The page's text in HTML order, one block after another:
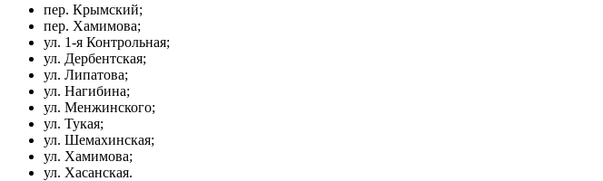
пер. Крымский;
пер. Хамимова;
ул. 1-я Контрольная;
ул. Дербентская;
ул. Липатова;
ул. Нагибина;
ул. Менжинского;
ул. Тукая;
ул. Шемахинская;
ул. Хамимова;
ул. Хасанская.